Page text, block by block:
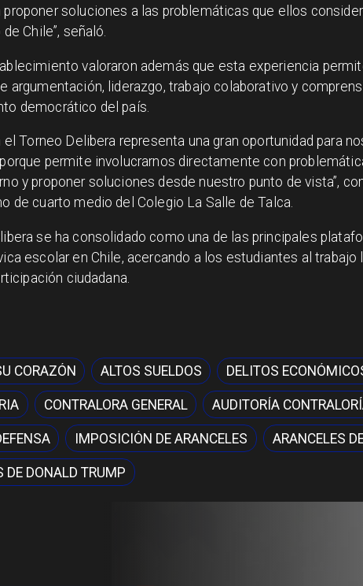
proponer soluciones a las problemáticas que ellos
Chile”, señaló.
valoraron además que esta experiencia
argumentación, liderazgo, trabajo colaborativo y
democrático del país.
el Torneo Delibera representa una gran oportunidad para
permite involucrarnos directamente con
y proponer soluciones desde nuestro punto de vista”,
de cuarto medio del Colegio La Salle de Talca.
se ha consolidado como una de las principales
escolar en Chile, acercando a los estudiantes al trabajo
ciudadana.
CORAZÓN ALTOS SUELDOS DELITOS
CONTRALORA GENERAL AUDITORÍA
IMPOSICIÓN DE ARANCELES ARANCELES
DE DONALD TRUMP